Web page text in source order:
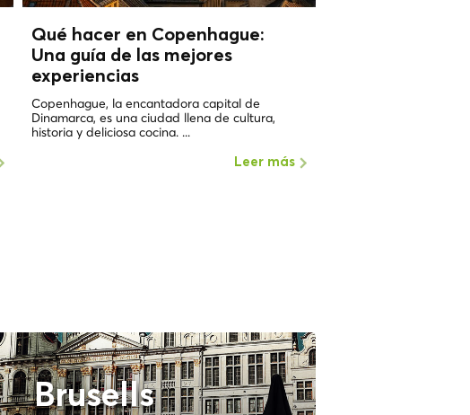
Qué hacer en Copenhague:
Una guía de las mejores
experiencias
Copenhague, la encantadora capital de
Dinamarca, es una ciudad llena de cultura,
historia y deliciosa cocina. ...
Leer más
Brusells